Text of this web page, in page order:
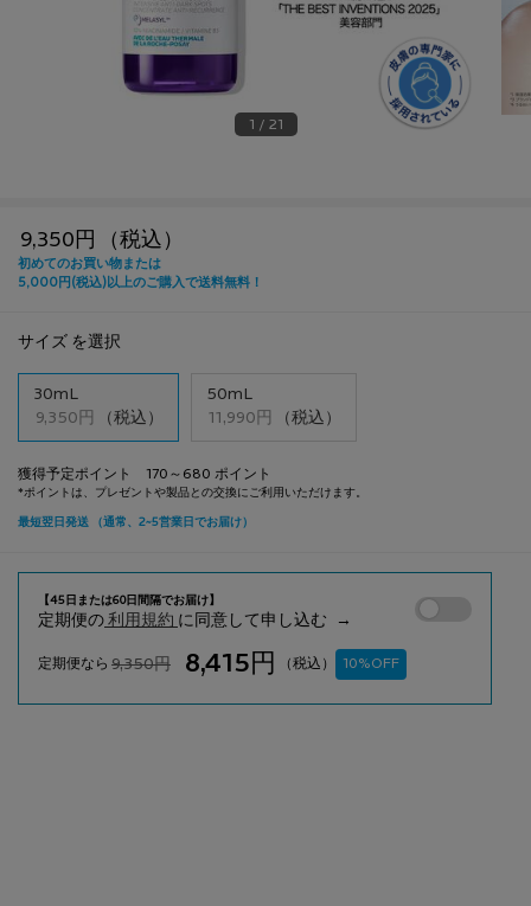
1 / 21
9,350円 （税込）
サイズ を選択
選択済み
30mL
9,350円
（税込）
, 1/2 選択済み
50mL
11,990円
（税込）
, 2/2
獲得予定ポイント 170～680 ポイント
定期便の 利用規約 に同意して申し込む
【美容液】メラ B3
旧価格
9,350円
新価格 8,415円 （税込）